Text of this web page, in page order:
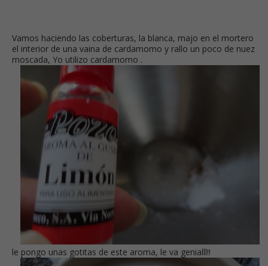
Vamos haciendo las coberturas, la blanca, majo en el mortero
el interior de una vaina de cardamomo y rallo un poco de nuez
moscada, Yo utilizo cardamomo .
le pongo unas gotitas de este aroma, le va genialll!!